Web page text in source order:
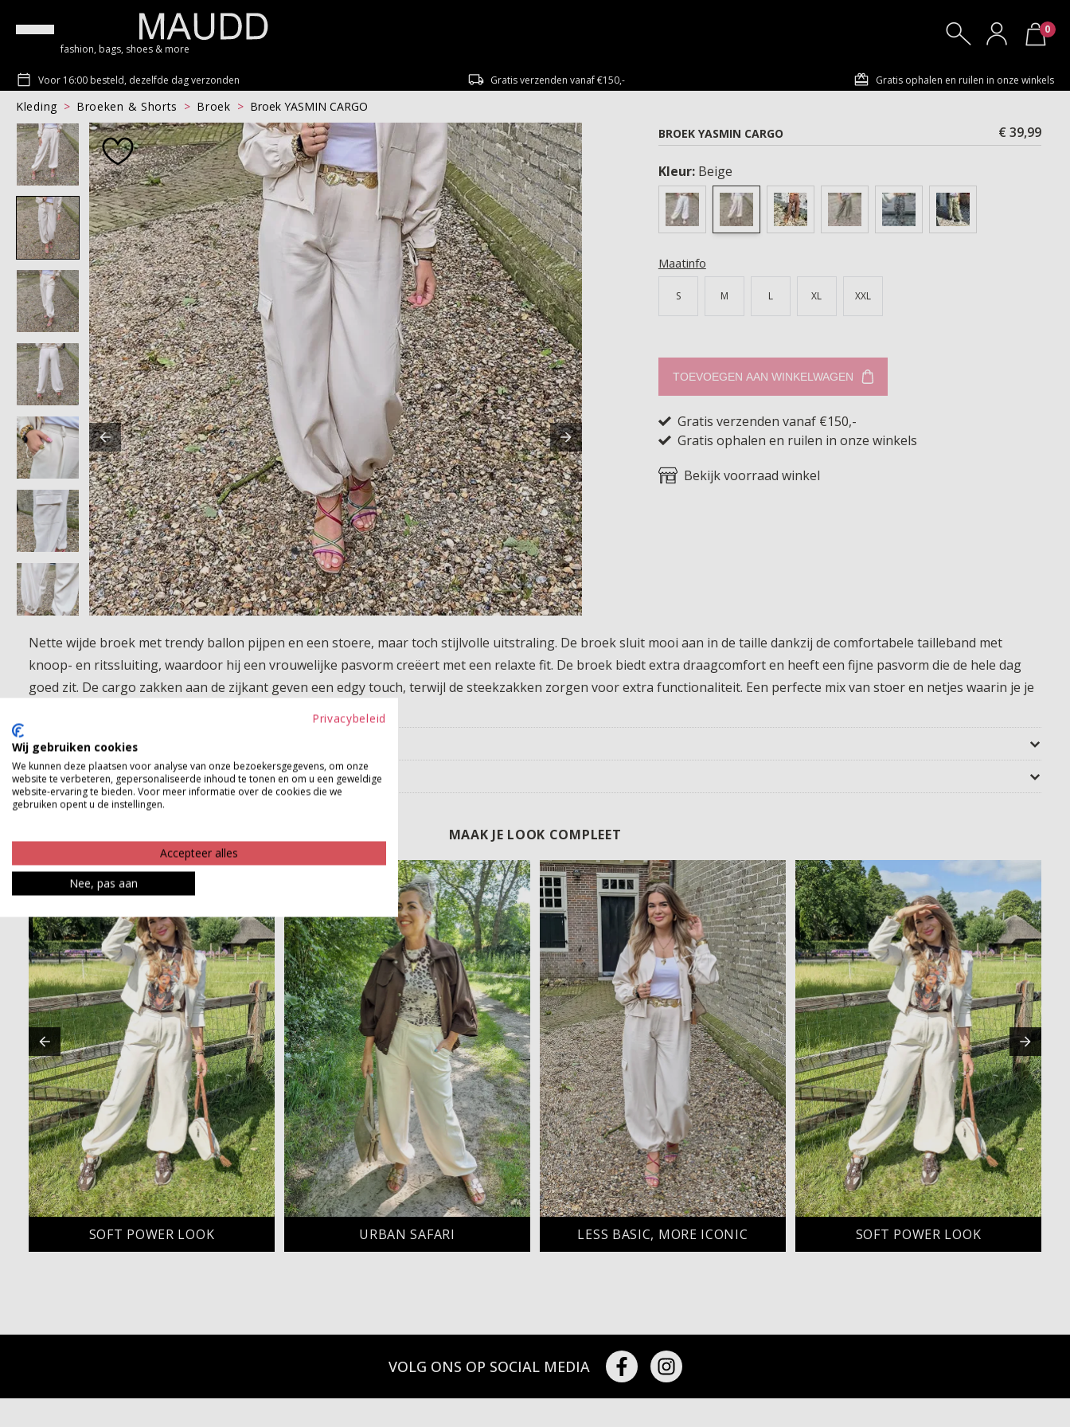
fashion, bags, shoes & more
0
Voor 16:00 besteld, dezelfde dag verzonden Gratis verzenden vanaf €150,- Gratis ophalen en ruilen in onze winkels
Kleding Broeken & Shorts Broek
Broek YASMIN CARGO
BROEK YASMIN CARGO
€ 39,99
Kleur: Beige
Maatinfo
S M L XL XXL
TOEVOEGEN AAN WINKELWAGEN
Gratis verzenden vanaf €150,-
Gratis ophalen en ruilen in onze winkels
Bekijk voorraad winkel
Nette wijde broek met trendy ballon pijpen en een stoere, maar toch stijlvolle uitstraling. De broek sluit mooi aan in de taille dankzij de comfortabele tailleband met
knoop- en ritssluiting, waardoor hij een vrouwelijke pasvorm creëert met een relaxte fit. De broek biedt extra draagcomfort en heeft een fijne pasvorm die de hele dag
goed zit. De cargo zakken aan de zijkant geven een edgy touch, terwijl de steekzakken zorgen voor extra functionaliteit. Een perfecte mix van stoer en netjes waarin je je
Product kenmerken
Betaalinformatie
MAAK JE LOOK COMPLEET
SOFT POWER LOOK URBAN SAFARI LESS BASIC, MORE ICONIC SOFT POWER LOOK
VOLG ONS OP SOCIAL MEDIA
Privacybeleid
Wij gebruiken cookies
We kunnen deze plaatsen voor analyse van onze bezoekersgegevens, om onze
website te verbeteren, gepersonaliseerde inhoud te tonen en om u een geweldige
website-ervaring te bieden. Voor meer informatie over de cookies die we
gebruiken opent u de instellingen.
Accepteer alles
Nee, pas aan